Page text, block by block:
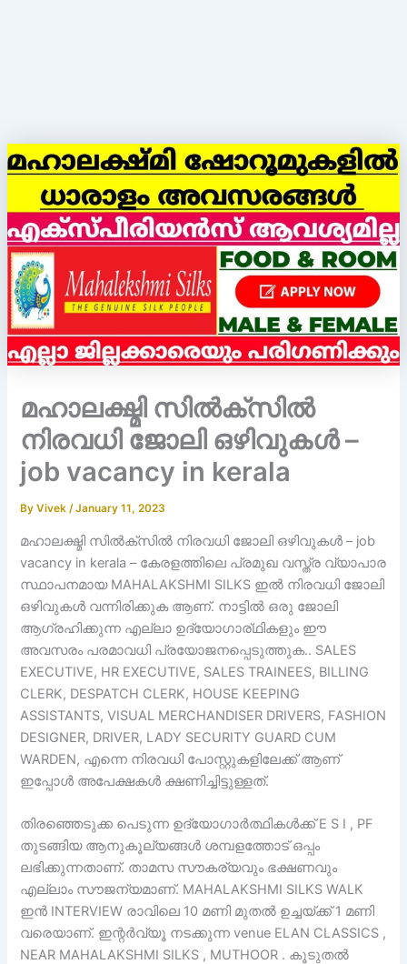
മഹാലക്ഷ്മി സിൽക്സിൽ
നിരവധി ജോലി ഒഴിവുകൾ –
job vacancy in kerala
ByVivek/January 11, 2023
മഹാലക്ഷ്മി സിൽക്സിൽ നിരവധി ജോലി ഒഴിവുകൾ – job
vacancy in kerala – കേരളത്തിലെ പ്രമുഖ വസ്ത്ര വ്യാപാര
സ്ഥാപനമായ MAHALAKSHMI SILKS ഇൽ നിരവധി ജോലി
ഒഴിവുകൾ വന്നിരിക്കുക ആണ്. നാട്ടിൽ ഒരു ജോലി
ആഗ്രഹിക്കുന്ന എല്ലാ ഉദ്യോഗാര്ഥികളും ഈ
അവസരം പരമാവധി പ്രയോജനപ്പെടുത്തുക.. SALES
EXECUTIVE, HR EXECUTIVE, SALES TRAINEES, BILLING
CLERK, DESPATCH CLERK, HOUSE KEEPING
ASSISTANTS, VISUAL MERCHANDISER DRIVERS, FASHION
DESIGNER, DRIVER, LADY SECURITY GUARD CUM
WARDEN, എന്നെ നിരവധി പോസ്റ്റുകളിലേക്ക് ആണ്
ഇപ്പോൾ അപേക്ഷകൾ ക്ഷണിച്ചിട്ടുള്ളത്.
തിരഞ്ഞെടുക്ക പെടുന്ന ഉദ്യോഗാർത്ഥികൾക്ക് E S I , PF
തുടങ്ങിയ ആനുകൂല്യങ്ങൾ ശമ്പളത്തോട് ഒപ്പം
ലഭിക്കുന്നതാണ്. താമസ സൗകര്യവും ഭക്ഷണവും
എല്ലാം സൗജന്യമാണ്. MAHALAKSHMI SILKS WALK
ഇൻ INTERVIEW രാവിലെ 10 മണി മുതൽ ഉച്ചയ്ക്ക് 1 മണി
വരെയാണ്. ഇന്റർവ്യൂ നടക്കുന്ന venue ELAN CLASSICS ,
NEAR MAHALAKSHMI SILKS , MUTHOOR . കൂടുതൽ